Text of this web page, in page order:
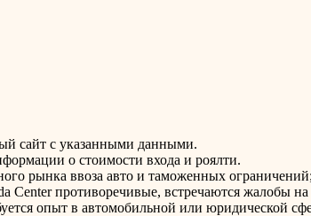
сайт с указанными данными.
о стоимости входа и роялти.
рынка ввоза авто и таможенных ограничений;
Center противоречивые, встречаются жалобы
опыт в автомобильной или юридической